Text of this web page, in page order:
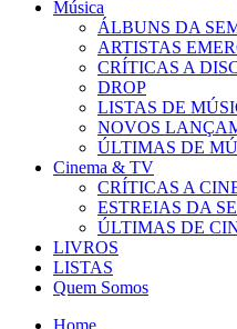
Música
ÁLBUNS DA
ARTISTAS
CRÍTICAS A
DROP
LISTAS DE
NOVOS
ÚLTIMAS DE
Cinema & TV
CRÍTICAS A
ESTREIAS DA
ÚLTIMAS DE
LIVROS
LISTAS
Quem Somos
Home